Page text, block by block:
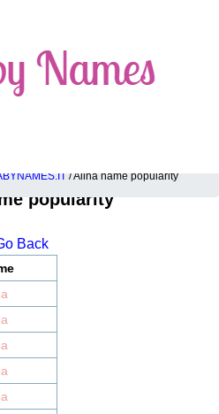
baby names!
/ Alina name popularity
popularity
Back